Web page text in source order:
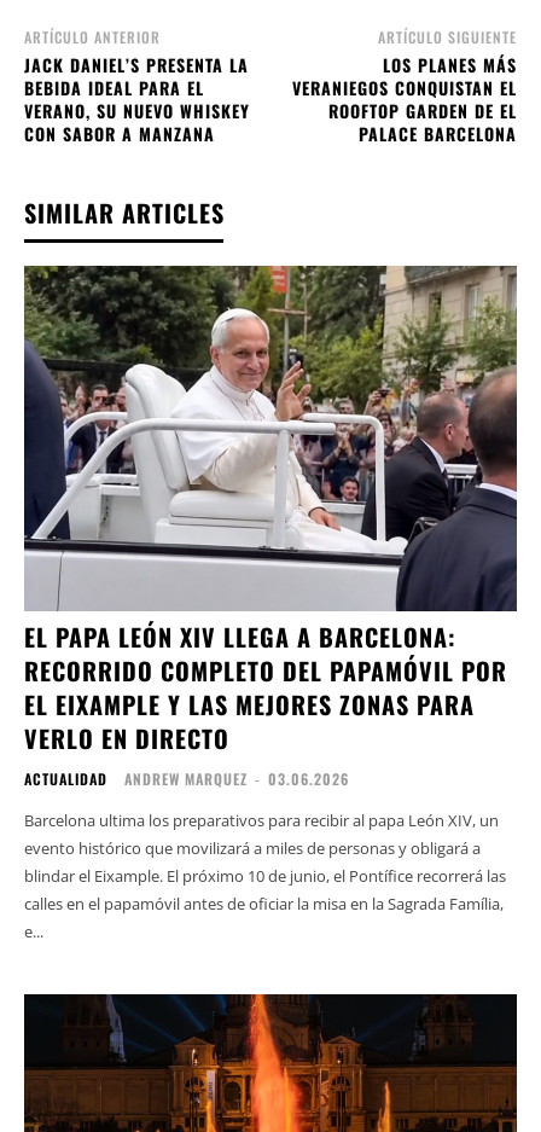
ARTÍCULO ANTERIOR
JACK DANIEL’S PRESENTA LA
BEBIDA IDEAL PARA EL
VERANO, SU NUEVO WHISKEY
CON SABOR A MANZANA
ARTÍCULO SIGUIENTE
LOS PLANES MÁS
VERANIEGOS CONQUISTAN EL
ROOFTOP GARDEN DE EL
PALACE BARCELONA
SIMILAR ARTICLES
EL PAPA LEÓN XIV LLEGA A BARCELONA:
RECORRIDO COMPLETO DEL PAPAMÓVIL POR
EL EIXAMPLE Y LAS MEJORES ZONAS PARA
VERLO EN DIRECTO
ACTUALIDAD ANDREW MARQUEZ - 03.06.2026
Barcelona ultima los preparativos para recibir al papa León XIV, un
evento histórico que movilizará a miles de personas y obligará a
blindar el Eixample. El próximo 10 de junio, el Pontífice recorrerá las
calles en el papamóvil antes de oficiar la misa en la Sagrada Família,
e...